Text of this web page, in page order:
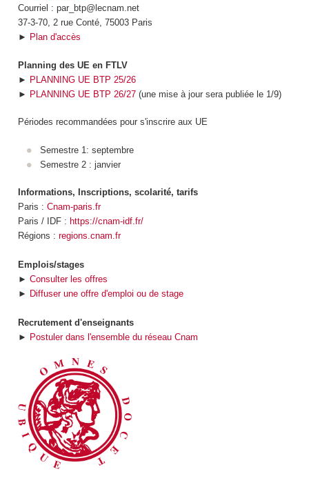
Courriel : par_btp@lecnam.net
37-3-70, 2 rue Conté, 75003 Paris
► Plan d'accès
Planning des UE en FTLV
► PLANNING UE BTP 25/26
► PLANNING UE BTP 26/27(une mise à jour sera publiée le 1/9)
Périodes recommandées pour s'inscrire aux UE
Semestre 1: septembre
Semestre 2 : janvier
Informations, Inscriptions, scolarité, tarifs
Paris : Cnam-paris.fr
Paris / IDF : https://cnam-idf.fr/
Régions : regions.cnam.fr
Emplois/stages
► Consulter les offres
► Diffuser une offre d'emploi ou de stage
Recrutement d'enseignants
► Postuler dans l'ensemble du réseau Cnam